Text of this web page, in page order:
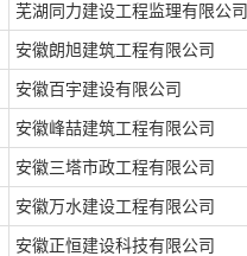
芜湖同力建设工程监理有限公司
安徽朗旭建筑工程有限公司
安徽百宇建设有限公司
安徽峰喆建筑工程有限公司
安徽三塔市政工程有限公司
安徽万水建设工程有限公司
安徽正恒建设科技有限公司